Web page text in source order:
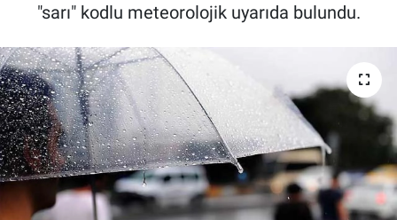
"sarı" kodlu meteorolojik uyarıda bulundu.